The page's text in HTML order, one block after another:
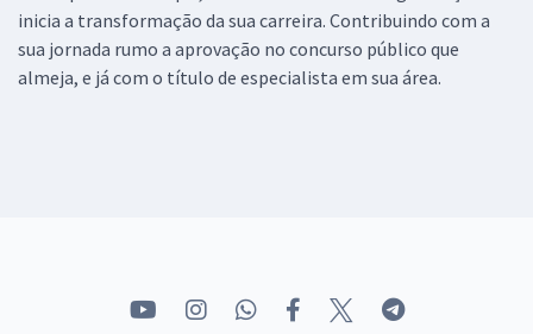
inicia a transformação da sua carreira. Contribuindo com a
sua jornada rumo a aprovação no concurso público que
almeja, e já com o título de especialista em sua área.